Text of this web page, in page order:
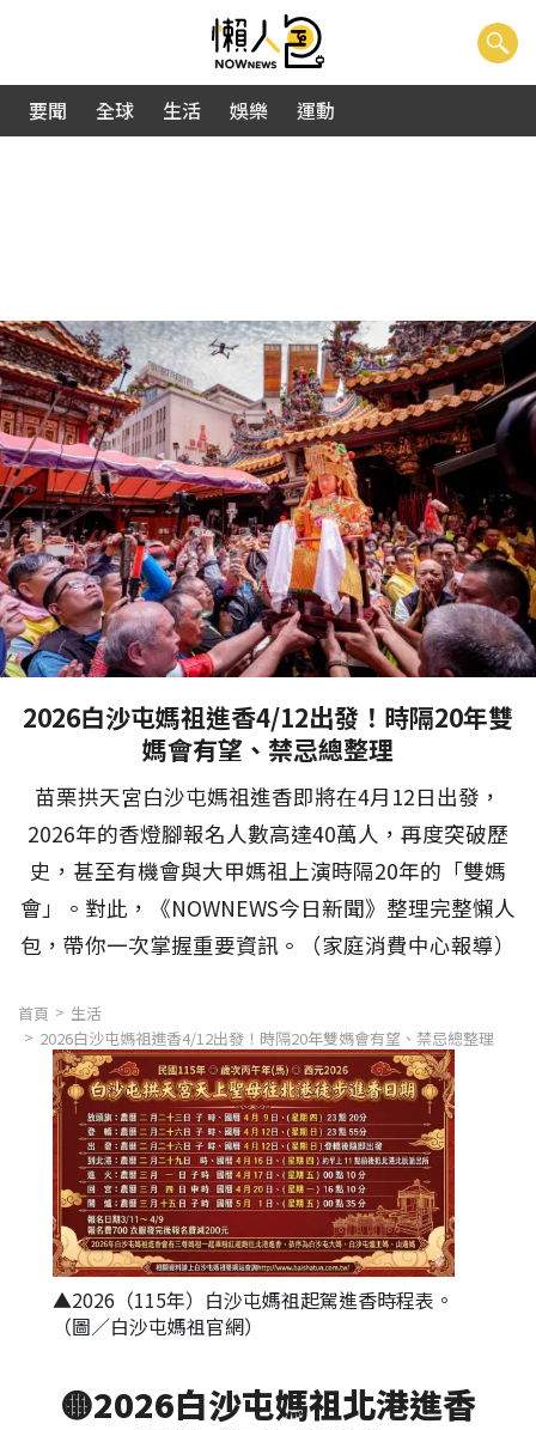
要聞 全球 生活 娛樂 運動
2026白沙屯媽祖進香4/12出發！時隔20年雙
媽會有望、禁忌總整理
苗栗拱天宮白沙屯媽祖進香即將在4月12日出發，
2026年的香燈腳報名人數高達40萬人，再度突破歷
史，甚至有機會與大甲媽祖上演時隔20年的「雙媽
會」。對此，《NOWNEWS今日新聞》整理完整懶人
包，帶你一次掌握重要資訊。（家庭消費中心報導）
首頁
生活
2026白沙屯媽祖進香4/12出發！時隔20年雙媽會有望、禁忌總整理
🟡2026白沙屯媽祖北港進香
▲2026（115年）白沙屯媽祖起駕進香時程表。
（圖／白沙屯媽祖官網）